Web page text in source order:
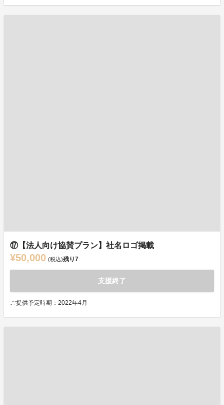
⑰【法人向け協賛プラン】社名ロゴ掲載
¥50,000 (税込)残り7
支援終了
ご提供予定時期：2022年4月